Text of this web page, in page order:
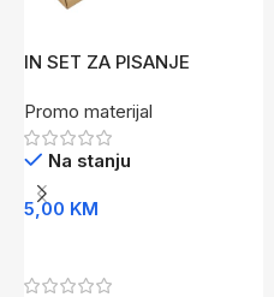
IN SET ZA PISANJE
Promo materijal
Na stanju
5,00 KM